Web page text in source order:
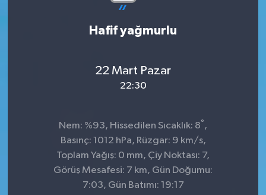
Hafif yağmurlu
22 Mart Pazar
22:30
Nem: %93, Hissedilen Sıcaklık: 8° ,
Basınç: 1012 hPa, Rüzgar: 9 km/s,
Toplam Yağış: 0 mm, Çiy Noktası: 7,
Görüş Mesafesi: 7 km, Gün Doğumu:
7:03, Gün Batımı: 19:17